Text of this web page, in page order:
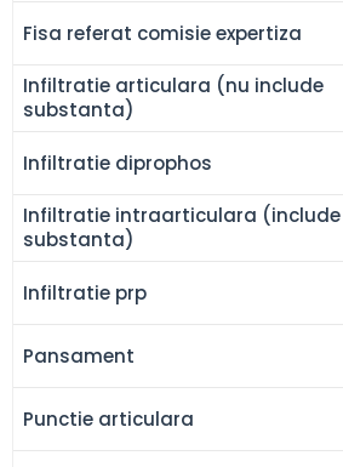
Fisa referat comisie expertiza
Infiltratie articulara (nu include
substanta)
Infiltratie diprophos
Infiltratie intraarticulara (include
substanta)
Infiltratie prp
Pansament
Punctie articulara